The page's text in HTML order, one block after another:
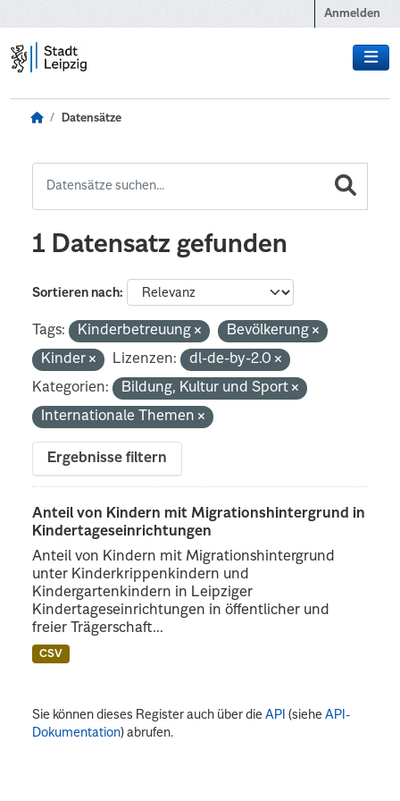
Anmelden
Datensätze
1 Datensatz gefunden
Sortieren nach
Tags: Kinderbetreuung
Bevölkerung
Kinder
Lizenzen:
dl-de-by-2.0
Kategorien:
Bildung, Kultur und Sport
Internationale Themen
Ergebnisse filtern
Anteil von Kindern mit Migrationshintergrund in
Kindertageseinrichtungen
Anteil von Kindern mit Migrationshintergrund
unter Kinderkrippenkindern und
Kindergartenkindern in Leipziger
Kindertageseinrichtungen in öffentlicher und
freier Trägerschaft...
CSV
Sie können dieses Register auch über dieAPI (sieheAPI-
Dokumentation) abrufen.